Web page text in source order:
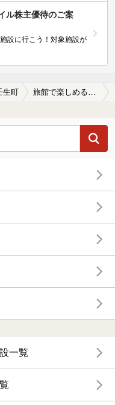
ル株主優待のご案
設に行こう！対象施設が
町 旅館で楽しめる下都賀郡壬生町の温泉、日帰り温泉、スーパー銭湯おすすめ
一覧